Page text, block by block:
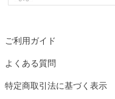
ご利用ガイド
よくある質問
特定商取引法に基づく表示